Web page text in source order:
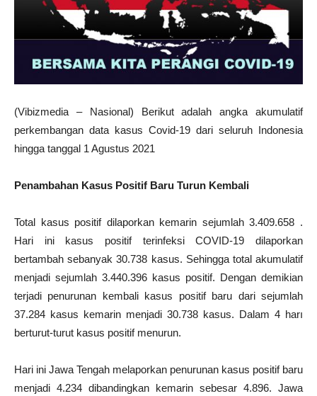
(Vibizmedia – Nasional) Berikut adalah angka akumulatif
perkembangan data kasus Covid-19 dari seluruh Indonesia
hingga tanggal 1 Agustus 2021
Penambahan Kasus Positif Baru Turun Kembali
Total kasus positif dilaporkan kemarin sejumlah 3.409.658 .
Hari ini kasus positif terinfeksi COVID-19 dilaporkan
bertambah sebanyak 30.738 kasus. Sehingga total akumulatif
menjadi sejumlah 3.440.396 kasus positif. Dengan demikian
terjadi penurunan kembali kasus positif baru dari sejumlah
37.284 kasus kemarin menjadi 30.738 kasus. Dalam 4 harı
berturut-turut kasus positif menurun.
Hari ini Jawa Tengah melaporkan penurunan kasus positif baru
menjadi 4.234 dibandingkan kemarin sebesar 4.896. Jawa